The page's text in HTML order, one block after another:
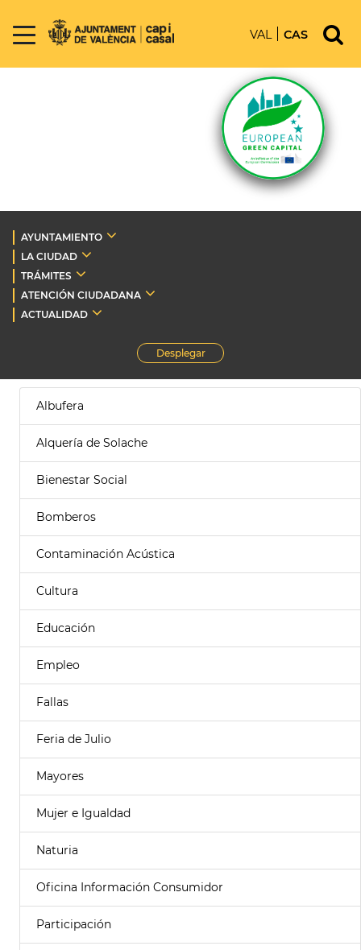
VAL CAS
AYUNTAMIENTO
LA CIUDAD
TRÁMITES
ATENCIÓN CIUDADANA
ACTUALIDAD
Desplegar
Albufera
Alquería de Solache
Bienestar Social
Bomberos
Contaminación Acústica
Cultura
Educación
Empleo
Fallas
Feria de Julio
Mayores
Mujer e Igualdad
Naturia
Oficina Información Consumidor
Participación